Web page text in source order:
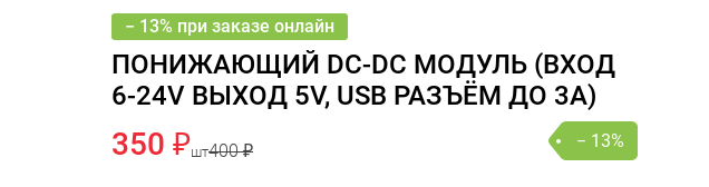
− 13% при заказе онлайн
ПОНИЖАЮЩИЙ DC-DC МОДУЛЬ (ВХОД
6-24V ВЫХОД 5V, USB РАЗЪЁМ ДО 3А)
350 ₽шт400 ₽ − 13%